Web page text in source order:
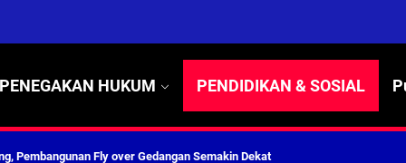
PENEGAKAN HUKUM PENDIDIKAN & SOSIAL
Pembangunan Fly Over Gedangan Semakin Dekat
Masif Jalankan Program Rehab RTLH
masalah warga Seketi dan Urangagung